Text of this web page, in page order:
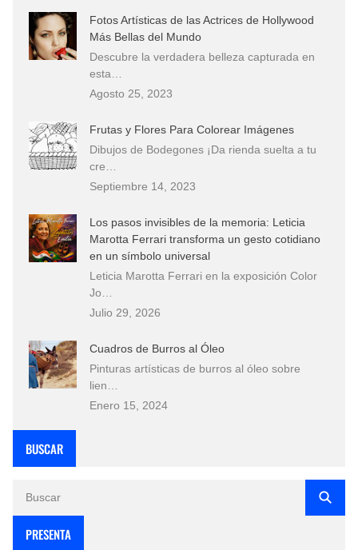
Fotos Artísticas de las Actrices de Hollywood
Más Bellas del Mundo
Descubre la verdadera belleza capturada en
esta…
Agosto 25, 2023
Frutas y Flores Para Colorear Imágenes
Dibujos de Bodegones ¡Da rienda suelta a tu
cre…
Septiembre 14, 2023
Los pasos invisibles de la memoria: Leticia
Marotta Ferrari transforma un gesto cotidiano
en un símbolo universal
Leticia Marotta Ferrari en la exposición Color
Jo…
Julio 29, 2026
Cuadros de Burros al Óleo
Pinturas artísticas de burros al óleo sobre
lien…
Enero 15, 2024
BUSCAR
PRESENTA